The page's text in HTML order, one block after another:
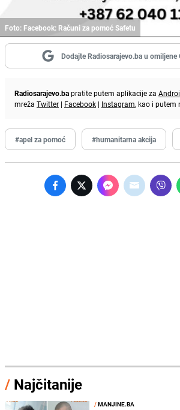
Foto: Facebook: Računi za pomoć Safetu
Dodajte Radiosarajevo.ba u omiljene
Radiosarajevo.bapratite putem aplikacije za
mreža Twitter | Facebook | Instagram, kao i putem
#apel za pomoć #humanitarna akcija
/ Najčitanije
/MANJINE.BA